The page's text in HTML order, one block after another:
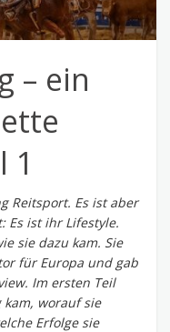
– ein
1
Reitsport. Es ist aber
:Es ist ihr Lifestyle.
sie dazu kam. Sie
für Europa und gab
Im ersten Teil
worauf sie
Erfolge sie